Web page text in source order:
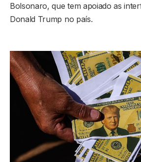
Bolsonaro, que tem apoiado as
Donald Trump no país.